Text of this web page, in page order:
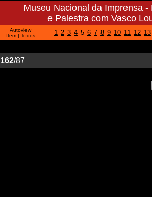
Museu Nacional da Imprensa -
e Palestra com Vasco
Autoview
Item| Todos 1 2 3 4 5 6 7 8 9 10 11 12 13
162/87